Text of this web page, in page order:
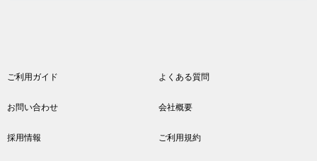
ご利用ガイド よくある質問
お問い合わせ 会社概要
採用情報 ご利用規約